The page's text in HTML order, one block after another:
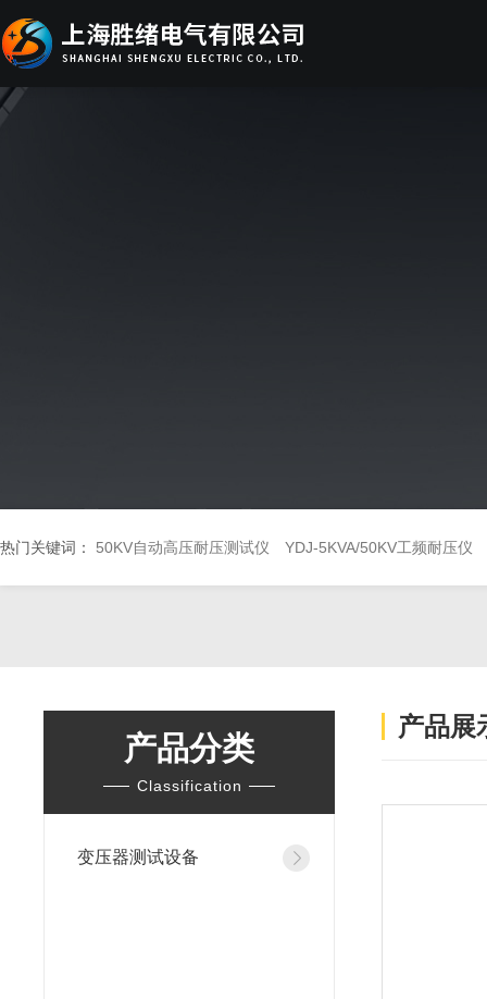
热门关键词： 50KV自动高压耐压测试仪 YDJ-5KVA/50KV工频耐压仪
产品分类
Classification
变压器测试设备
产品展